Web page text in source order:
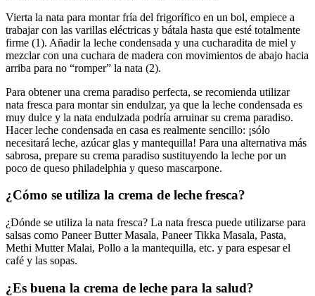
Vierta la nata para montar fría del frigorífico en un bol, empiece a
trabajar con las varillas eléctricas y bátala hasta que esté totalmente
firme (1). Añadir la leche condensada y una cucharadita de miel y
mezclar con una cuchara de madera con movimientos de abajo hacia
arriba para no “romper” la nata (2).
Para obtener una crema paradiso perfecta, se recomienda utilizar
nata fresca para montar sin endulzar, ya que la leche condensada es
muy dulce y la nata endulzada podría arruinar su crema paradiso.
Hacer leche condensada en casa es realmente sencillo: ¡sólo
necesitará leche, azúcar glas y mantequilla! Para una alternativa más
sabrosa, prepare su crema paradiso sustituyendo la leche por un
poco de queso philadelphia y queso mascarpone.
¿Cómo se utiliza la crema de leche fresca?
¿Dónde se utiliza la nata fresca? La nata fresca puede utilizarse para
salsas como Paneer Butter Masala, Paneer Tikka Masala, Pasta,
Methi Mutter Malai, Pollo a la mantequilla, etc. y para espesar el
café y las sopas.
¿Es buena la crema de leche para la salud?